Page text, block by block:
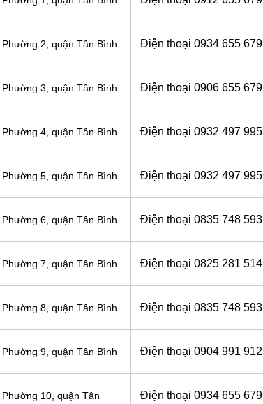
2, quận Tân Bình Điện thoại 0934 655 679
3, quận Tân Bình Điện thoại 0906 655 679
4, quận Tân Bình Điện thoại 0932 497 995
5, quận Tân Bình Điện thoại 0932 497 995
6, quận Tân Bình Điện thoại 0835 748 593
7, quận Tân Bình Điện thoại 0825 281 514
8, quận Tân Bình Điện thoại 0835 748 593
9, quận Tân Bình Điện thoại 0904 991 912
10, quận Tân
Điện thoại 0934 655 679